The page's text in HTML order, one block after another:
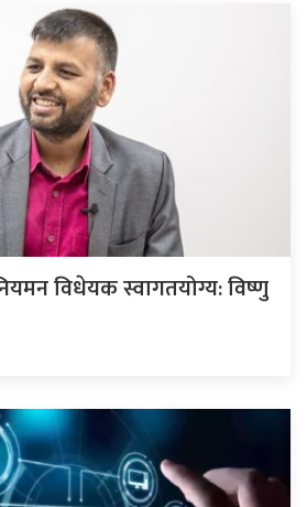
विधेयक स्वागतयोग्य: विष्णु